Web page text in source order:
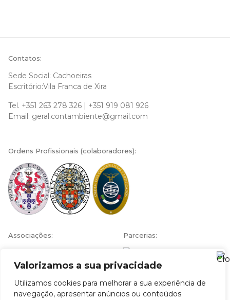
Valorizamos a sua privacidade
Utilizamos cookies para melhorar a sua experiência de
navegação, apresentar anúncios ou conteúdos
Contatos:
Sede Social: Cachoeiras
Escritório:Vila Franca de Xira
Tel. +351 263 278 326
+351 919 081 926
Email: geral.contambiente@gmail.com
Ordens Profissionais (colaboradores):
Associações: Parcerias: